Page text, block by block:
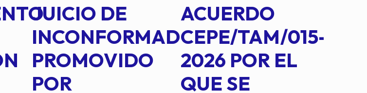
JUICIO DE
INCONFORMAD
PROMOVIDO
POR
ACUERDO
CEPE/TAM/015-
2026 POR EL
QUE SE